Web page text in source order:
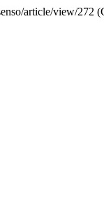
article/view/272